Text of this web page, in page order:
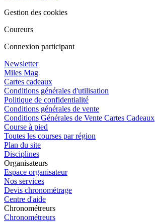
Gestion des cookies
Coureurs
Connexion participant
Newsletter
Miles Mag
Cartes cadeaux
Conditions générales d'utilisation
Politique de confidentialité
Conditions générales de vente
Conditions Générales de Vente Cartes Cadeaux
Course à pied
Toutes les courses par région
Plan du site
Disciplines
Organisateurs
Espace organisateur
Nos services
Devis chronométrage
Centre d'aide
Chronométreurs
Chronométreurs